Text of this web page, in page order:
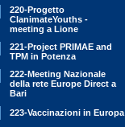
220-Progetto
ClanimateYouths -
meeting a Lione
221-Project PRIMAE and
TPM in Potenza
222-Meeting Nazionale
della rete Europe Direct a
Bari
223-Vaccinazioni in Europa